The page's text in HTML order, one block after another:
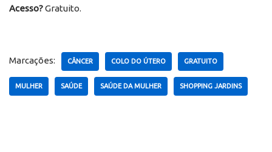
Acesso?Gratuito.
Marcações: CÂNCER COLO DO ÚTERO GRATUITO
MULHER SAÚDE SAÚDE DA MULHER SHOPPING JARDINS